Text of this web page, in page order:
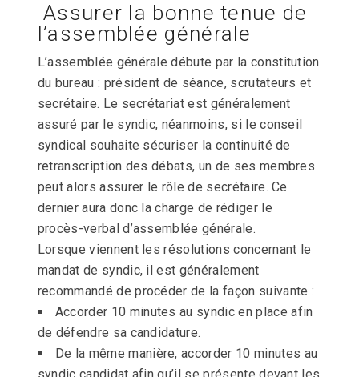
Assurer la bonne tenue de
l’assemblée générale
L’assemblée générale débute par la constitution
du bureau : président de séance, scrutateurs et
secrétaire. Le secrétariat est généralement
assuré par le syndic, néanmoins, si le conseil
syndical souhaite sécuriser la continuité de
retranscription des débats, un de ses membres
peut alors assurer le rôle de secrétaire. Ce
dernier aura donc la charge de rédiger le
procès-verbal d’assemblée générale.
Lorsque viennent les résolutions concernant le
mandat de syndic, il est généralement
recommandé de procéder de la façon suivante :
Accorder 10 minutes au syndic en place afin
de défendre sa candidature.
De la même manière, accorder 10 minutes au